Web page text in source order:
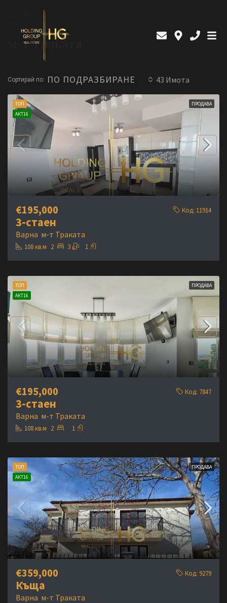
м-т Траката
43 Имотa
Сортирай по: ПО ПОДРАЗБИРАНЕ
ПРОДАВА
ТОП
АКТ16
€195,000 Код: 11914
3-стаен
Варна м-т Траката
108 кв.м 2 3 1
ПРОДАВА
ТОП
АКТ16
€195,000 Код: 7847
3-стаен
Варна м-т Траката
108 кв.м 2 1
ПРОДАВА
ТОП
АКТ16
€359,000 Код: 9279
Къща
Варна м-т Траката